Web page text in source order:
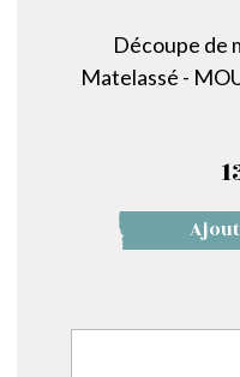
Découpe de
Matelassé -